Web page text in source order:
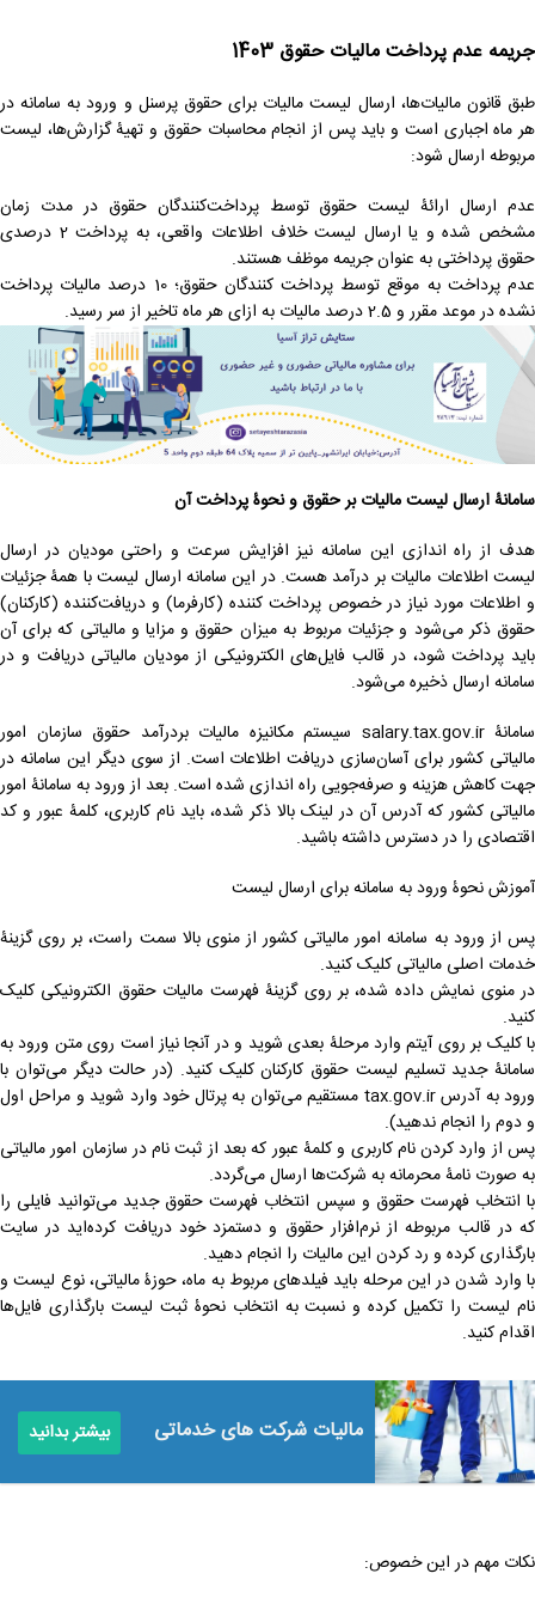
جریمه عدم پرداخت مالیات حقوق 1403
طبق قانون مالیات‌ها، ارسال لیست مالیات برای حقوق پرسنل و ورود به سامانه در
هر ماه اجباری است و باید پس از انجام محاسبات حقوق و تهیۀ گزارش‌ها، لیست
مربوطه ارسال شود:
عدم ارسال ارائۀ لیست حقوق توسط پرداخت‌کنندگان حقوق در مدت زمان
مشخص شده و یا ارسال لیست خلاف اطلاعات واقعی، به پرداخت 2 درصدی
حقوق پرداختی به عنوان جریمه موظف هستند.
عدم پرداخت به موقع توسط پرداخت کنندگان حقوق؛ 10 درصد مالیات پرداخت
نشده در موعد مقرر و 2.5 درصد مالیات به ازای هر ماه تاخیر از سر رسید.
سامانۀ ارسال لیست مالیات بر حقوق و نحوۀ پرداخت آن
هدف از راه اندازی این سامانه نیز افزایش سرعت و راحتی مودیان در ارسال
لیست اطلاعات مالیات بر درآمد هست. در این سامانه ارسال لیست با همۀ جزئیات
و اطلاعات مورد نیاز در خصوص پرداخت کننده (کارفرما) و دریافت‌کننده (کارکنان)
حقوق ذکر می‌شود و جزئیات مربوط به میزان حقوق و مزایا و مالیاتی که برای آن
باید پرداخت شود، در قالب فایل‌های الکترونیکی از مودیان مالیاتی دریافت و در
سامانه ارسال ذخیره می‌شود.
سامانۀ salary.tax.gov.ir سیستم مکانیزه مالیات بردرآمد حقوق سازمان امور
مالیاتی کشور برای آسان‌سازی دریافت اطلاعات است. از سوی دیگر این سامانه در
جهت کاهش هزینه و صرفه‌جویی راه اندازی شده است. بعد از ورود به سامانۀ امور
مالیاتی کشور که آدرس آن در لینک بالا ذکر شده، باید نام کاربری، کلمۀ عبور و کد
اقتصادی را در دسترس داشته باشید.
آموزش نحوۀ ورود به سامانه برای ارسال لیست
پس از ورود به سامانه امور مالیاتی کشور از منوی بالا سمت راست، بر روی گزینۀ
خدمات اصلی مالیاتی کلیک کنید.
در منوی نمایش داده شده، بر روی گزینۀ فهرست مالیات حقوق الکترونیکی کلیک
کنید.
با کلیک بر روی آیتم وارد مرحلۀ بعدی شوید و در آنجا نیاز است روی متن ورود به
سامانۀ جدید تسلیم لیست حقوق کارکنان کلیک کنید. (در حالت دیگر می‌توان با
ورود به آدرس tax.gov.ir مستقیم می‌توان به پرتال خود وارد شوید و مراحل اول
و دوم را انجام ندهید).
پس از وارد کردن نام کاربری و کلمۀ عبور که بعد از ثبت نام در سازمان امور مالیاتی
به صورت نامۀ محرمانه به شرکت‌ها ارسال می‌گردد.
با انتخاب فهرست حقوق و سپس انتخاب فهرست حقوق جدید می‌توانید فایلی را
که در قالب مربوطه از نرم‌افزار حقوق و دستمزد خود دریافت کرده‌اید در سایت
بارگذاری کرده و رد کردن این مالیات را انجام دهید.
با وارد شدن در این مرحله باید فیلدهای مربوط به ماه، حوزۀ مالیاتی، نوع لیست و
نام لیست را تکمیل کرده و نسبت به انتخاب نحوۀ ثبت لیست بارگذاری فایل‌ها
اقدام کنید.
مالیات شرکت های خدماتی بیشتر بدانید
نکات مهم در این خصوص: